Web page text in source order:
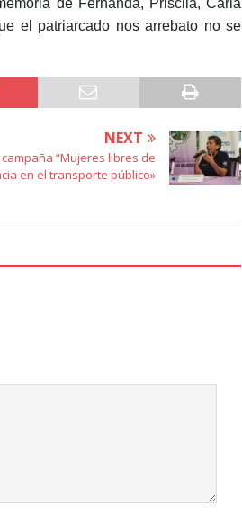
de Fernanda, Priscila, Carla
el patriarcado nos arrebato no se
NEXT
“Mujeres libres de
en el transporte público»